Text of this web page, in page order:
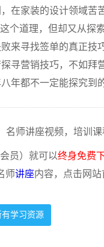
家装的设计领域苦
个道理，但却又从探
来寻找签单的真正技
寻营销技巧，不如拜
年都不一定能探究到
师讲座视频，培训
员）就可以终身免费
师讲座内容，点击网
学习资源